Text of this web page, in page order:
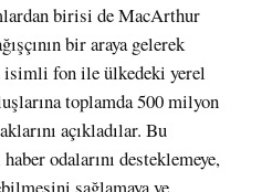
birisi deMacArthur
bir araya gelerek
isimli fon ile ülkedeki yerel
toplamda 500 milyon
açıkladılar. Bu
odalarını desteklemeye,
sağlamaya ve